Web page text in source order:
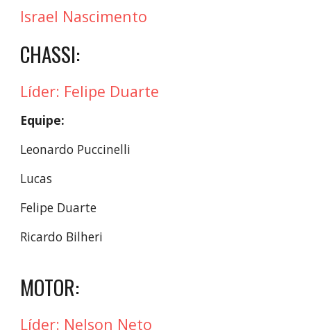
Israel Nascimento
CHASSI:
Líder: Felipe Duarte
Equipe:
Leonardo Puccinelli
Lucas
Felipe Duarte
Ricardo Bilheri
MOTOR:
Líder: Nelson Neto